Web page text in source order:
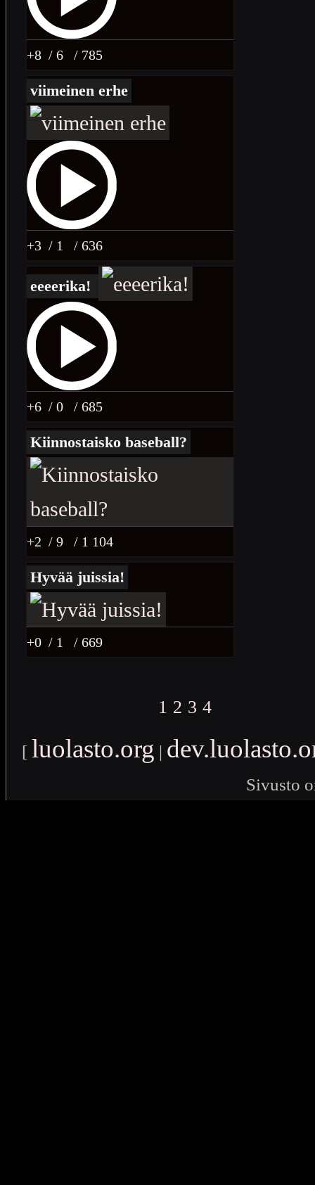
+8 / 6 / 785
viimeinen erhe
+3 / 1 / 636
eeeerika!
+6 / 0 / 685
Kiinnostaisko baseball?
+2 / 9 / 1 104
Hyvää juissia!
+0 / 1 / 669
1 2 3 4
[ luolasto.org |
Sivusto